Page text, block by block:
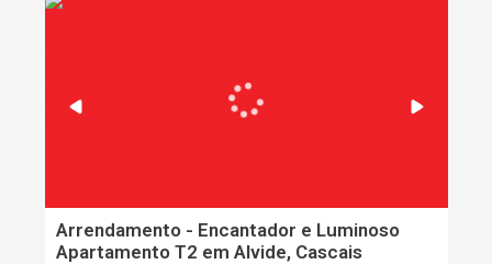
Arrendamento - Encantador e Luminoso
Apartamento T2 em Alvide, Cascais